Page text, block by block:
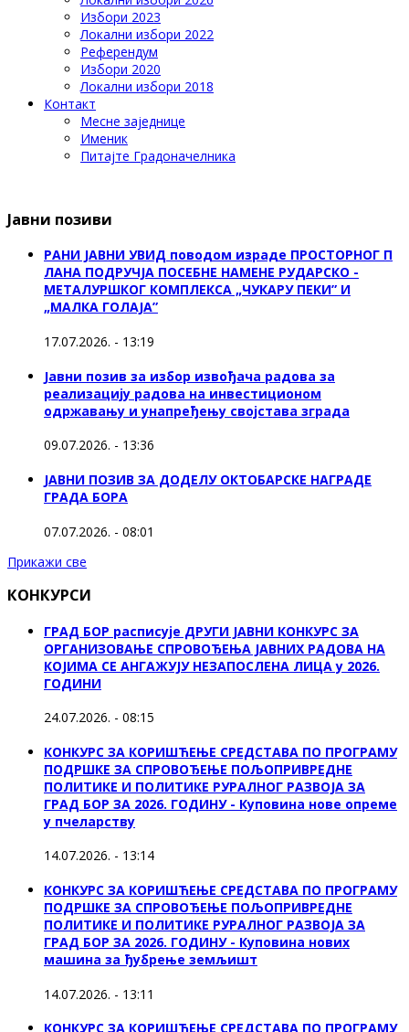
Избори 2023
Локални избори 2022
Референдум
Избори 2020
Локални избори 2018
Контакт
Месне заједнице
Именик
Питајте Градоначелника
Јавни позиви
РАНИ ЈАВНИ УВИД поводом израде ПРОСТОРНОГ П
ЛАНА ПОДРУЧЈА ПОСЕБНЕ НАМЕНЕ РУДАРСКО -
МЕТАЛУРШКОГ КОМПЛЕКСА „ЧУКАРУ ПЕКИ” И
„МАЛКА ГОЛАЈА”
17.07.2026. - 13:19
Јавни позив за избор извођача радова за
реализацију радова на инвестиционом
одржавању и унапређењу својстава зграда
09.07.2026. - 13:36
ЈАВНИ ПОЗИВ ЗА ДОДЕЛУ ОКТOБАРСКЕ НАГРАДЕ
ГРАДА БОРА
07.07.2026. - 08:01
Прикажи све
КОНКУРСИ
ГРАД БОР расписује ДРУГИ ЈАВНИ КОНКУРС ЗА
ОРГАНИЗОВАЊЕ СПРОВОЂЕЊА ЈАВНИХ РАДОВА НА
КОЈИМА СЕ АНГАЖУЈУ НЕЗАПОСЛЕНА ЛИЦА у 2026.
ГОДИНИ
24.07.2026. - 08:15
КОНКУРС ЗА КОРИШЋЕЊЕ СРЕДСТАВА ПО ПРОГРАМУ
ПОДРШКЕ ЗА СПРОВОЂЕЊЕ ПОЉОПРИВРЕДНЕ
ПОЛИТИКЕ И ПОЛИТИКЕ РУРАЛНОГ РАЗВОЈА ЗА
ГРАД БОР ЗА 2026. ГОДИНУ - Куповина нове опреме
у пчеларству
14.07.2026. - 13:14
КОНКУРС ЗА КОРИШЋЕЊЕ СРЕДСТАВА ПО ПРОГРАМУ
ПОДРШКЕ ЗА СПРОВОЂЕЊЕ ПОЉОПРИВРЕДНЕ
ПОЛИТИКЕ И ПОЛИТИКЕ РУРАЛНОГ РАЗВОЈА ЗА
ГРАД БОР ЗА 2026. ГОДИНУ - Куповина нових
машина за ђубрење земљишт
14.07.2026. - 13:11
КОНКУРС ЗА КОРИШЋЕЊЕ СРЕДСТАВА ПО ПРОГРАМУ